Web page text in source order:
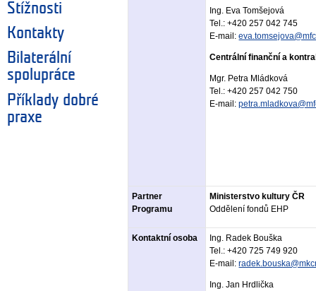
Stížnosti
Kontakty
Bilaterální
spolupráce
Příklady dobré
praxe
Ing. Eva Tomšejová
Tel.:+420 257 042 745
E-mail:
Centrální finanční a
Mgr. Petra Mládková
Tel.:+420 257 042 750
E-mail:
Partner
Programu
Ministerstvo kultury ČR
Oddělení fondů EHP
Kontaktní osoba
Ing. Radek Bouška
Tel.:+420 725 749 920
E-mail:
Ing. Jan Hrdlička